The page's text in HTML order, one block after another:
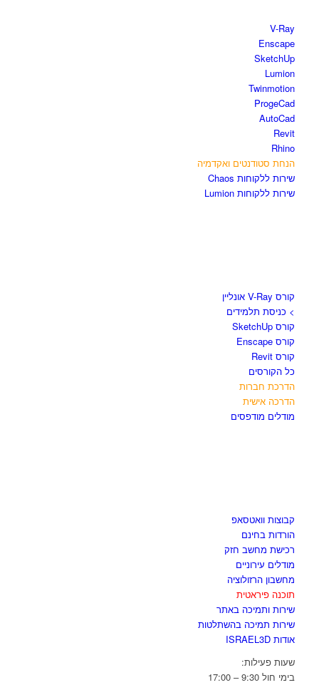
V-Ray
Enscape
SketchUp
Lumion
Twinmotion
ProgeCad
AutoCad
Revit
Rhino
הנחת סטודנטים ואקדמיה
שירות ללקוחות Chaos
שירות ללקוחות Lumion
קורס V-Ray אונליין
> כניסת תלמידים
קורס SketchUp
קורס Enscape
קורס Revit
כל הקורסים
הדרכת חברות
הדרכה אישית
מודלים מודפסים
קבוצות וואטסאפ
הורדות בחינם
רכישת מחשב חזק
מודלים עירוניים
מחשבון הרזולוציה
תוכנה פיראטית
שירות ותמיכה באתר
שירות תמיכה בהשתלטות
אודות ISRAEL3D
שעות פעילות:
בימי חול 9:30 – 17:00